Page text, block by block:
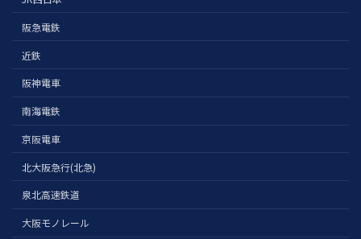
阪急電鉄
近鉄
阪神電車
南海電鉄
京阪電車
北大阪急行(北急)
泉北高速鉄道
大阪モノレール